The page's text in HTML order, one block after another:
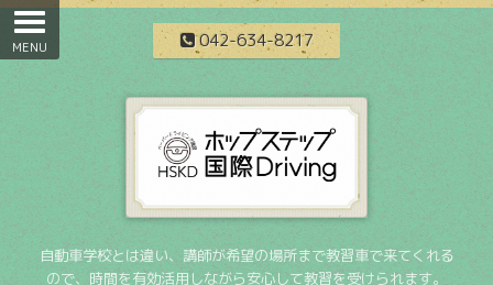
042-634-8217
自動車学校とは違い、講師が希望の場所まで教習車で来てくれる
ので、時間を有効活用しながら安心して教習を受けられます。